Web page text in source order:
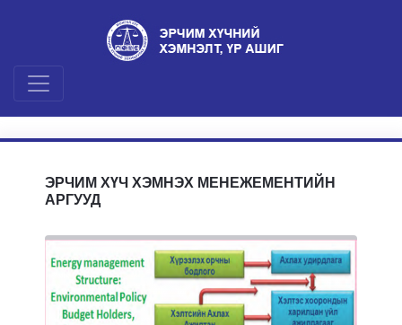
ЭРЧИМ ХҮЧ ХЭМНЭХ МЕНЕЖЕМЕНТИЙН
АРГУУД